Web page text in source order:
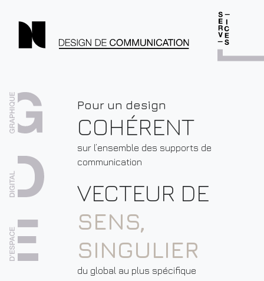
Pour un design
COHÉRENT
sur l’ensemble des supports de
communication
VECTEUR DE
SENS,
SINGULIER
du global au plus spécifique